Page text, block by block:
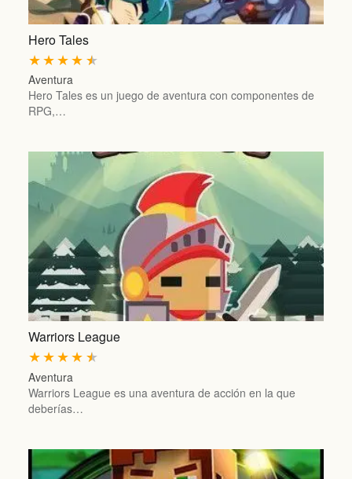
Hero Tales
★
★
★
★
★
Aventura
Hero Tales es un juego de aventura con componentes de
RPG,…
Warriors League
★
★
★
★
★
Aventura
Warriors League es una aventura de acción en la que
deberías…